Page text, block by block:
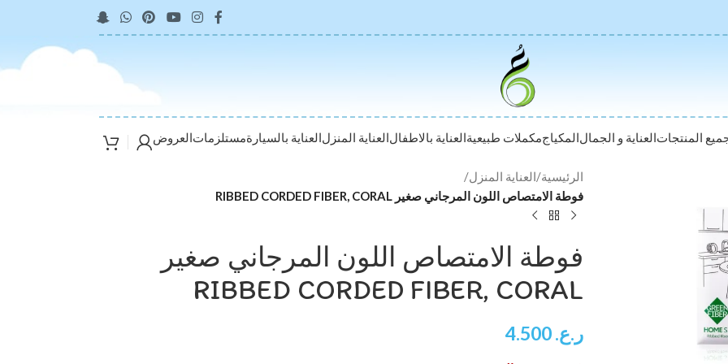
المنتجاتالعناية و الجمالالمكياجمكملات طبيعيةالعناية بالاطفالالعناية المنزلالعناية بالسيارةمستلزماتالعروض
الرئيسية/العناية المنزل/
فوطة الامتصاص اللون المرجاني صغير RIBBED CORDED FIBER, CORAL
فوطة الامتصاص اللون المرجاني صغير
RIBBED CORDED FIBER, CORAL
ر.ع.